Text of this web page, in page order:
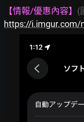
【情報/優惠內容】 (
https://i.imgur.com/